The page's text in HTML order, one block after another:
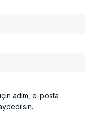
adım, e-posta